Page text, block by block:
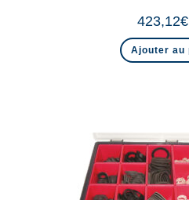
423,12€
Ajouter au